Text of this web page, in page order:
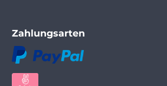
Zahlungsarten